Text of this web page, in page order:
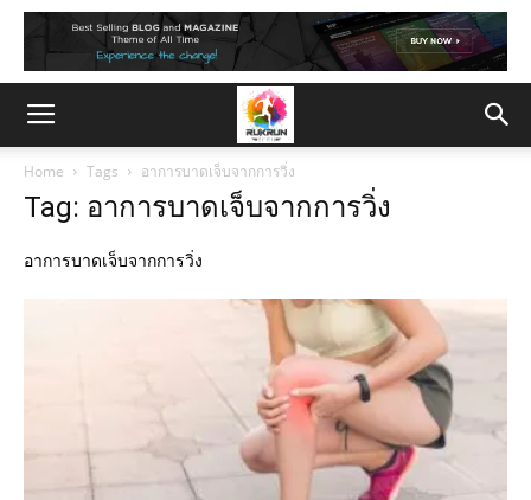
Home Tags อาการบาดเจ็บจากการวิ่ง
Tag: อาการบาดเจ็บจากการวิ่ง
อาการบาดเจ็บจากการวิ่ง